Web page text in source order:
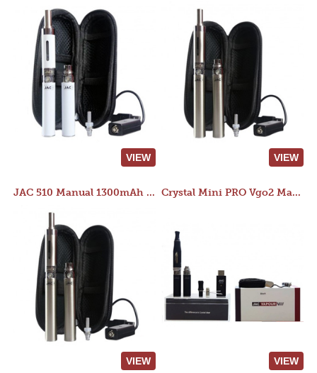
VIEW VIEW
JAC 510 Manual 1300mAh Starter Kit
VIEW
Crystal Mini PRO Vgo2 Manual 400mAh Kit
VIEW